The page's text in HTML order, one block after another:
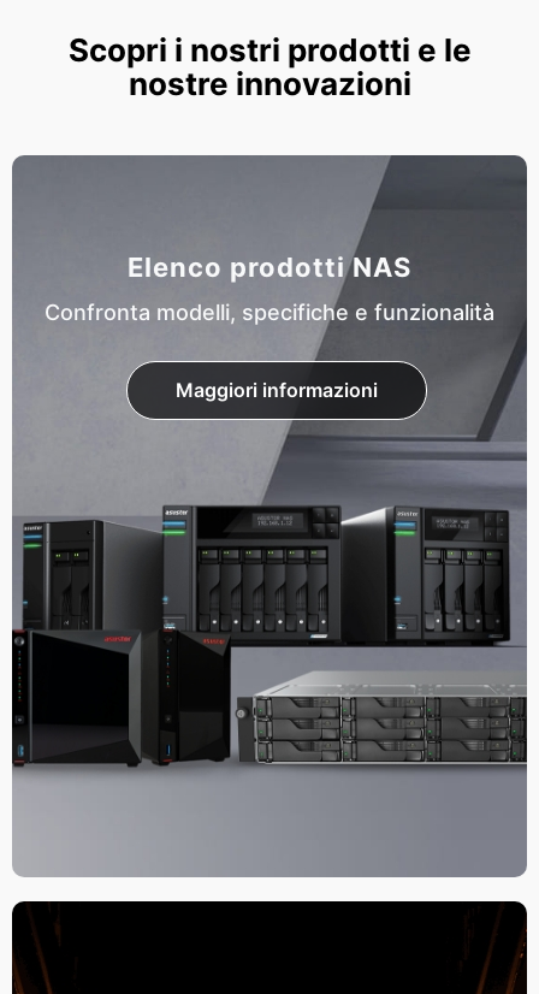
Scopri i nostri prodotti e le
nostre innovazioni
Elenco prodotti NAS
Confronta modelli, specifiche e funzionalità
Maggiori informazioni